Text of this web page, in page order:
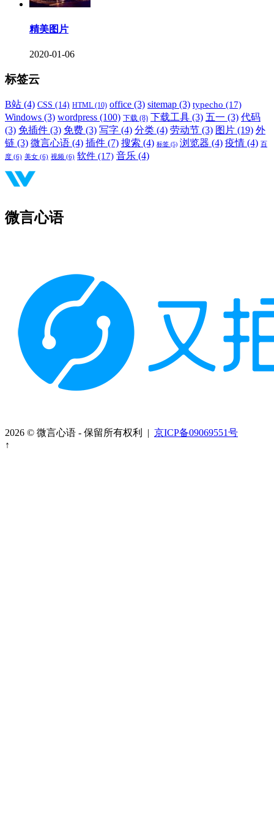
精美图片
2020-01-06
标签云
B站 (4) CSS (14) HTML (10) office (3) sitemap (3) typecho (17)
Windows (3) wordpress (100) 下载 (8) 下载工具 (3) 五一 (3) 代码
(3) 免插件 (3) 免费 (3) 写字 (4) 分类 (4) 劳动节 (3) 图片 (19) 外
链 (3) 微言心语 (4) 插件 (7) 搜索 (4) 标签 (5) 浏览器 (4) 疫情 (4) 百
度 (6) 美女 (6) 视频 (6) 软件 (17) 音乐 (4)
微言心语
2026 © 微言心语 - 保留所有权利 | 京ICP备09069551号
↑